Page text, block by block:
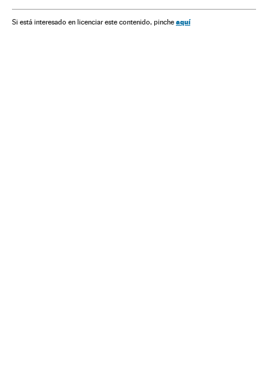
Si está interesado en licenciar este contenido, pinche aquí